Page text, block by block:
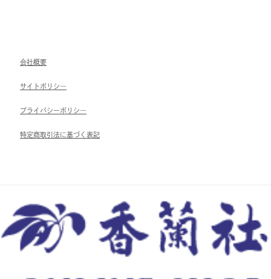
会社概要
サイトポリシ―
ブライパシーポリシ―
特定商取引法に基づく表記